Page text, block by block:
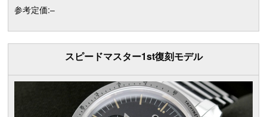
参考定価:–
スピードマスター1st復刻モデル